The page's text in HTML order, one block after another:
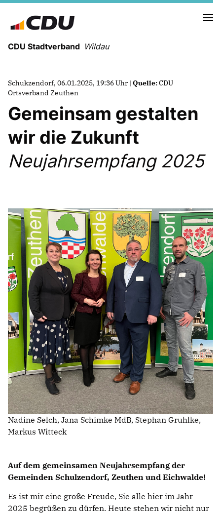
CDU Stadtverband Wildau
TERMINE
PRESSE
EUROPA:
CSU
Mitmachen
LINKS
Schukzendorf, 06.01.2025, 19:36 Uhr | Quelle:CDU
Ortsverband Zeuthen
Gemeinsam gestalten
wir die Zukunft
Neujahrsempfang 2025
Auf dem gemeinsamen Neujahrsempfang der
Gemeinden Schulzendorf, Zeuthen und Eichwalde!
Es ist mir eine große Freude, Sie alle hier im Jahr
2025 begrüßen zu dürfen. Heute stehen wir nicht nur
Nadine Selch, Jana Schimke MdB, Stephan Gruhlke,
Markus Witteck